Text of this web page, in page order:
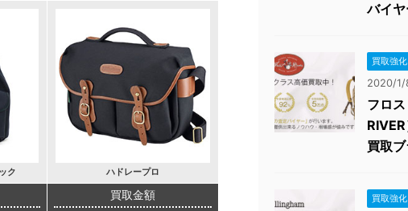
ク ハドレープロ
買取金額
バイ
買取強
2020/1/
フロ
買取
買取強